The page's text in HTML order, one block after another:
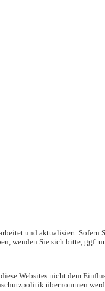
und aktualisiert. Sofern
wenden Sie sich bitte, ggf.
Websites nicht dem
übernommen